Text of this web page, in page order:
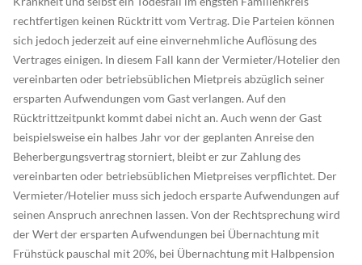
rechtfertigen keinen Rücktritt vom Vertrag. Die Parteien können
sich jedoch jederzeit auf eine einvernehmliche Auflösung des
Vertrages einigen. In diesem Fall kann der Vermieter/Hotelier den
vereinbarten oder betriebsüblichen Mietpreis abzüglich seiner
ersparten Aufwendungen vom Gast verlangen. Auf den
Rücktrittzeitpunkt kommt dabei nicht an. Auch wenn der Gast
beispielsweise ein halbes Jahr vor der geplanten Anreise den
Beherbergungsvertrag storniert, bleibt er zur Zahlung des
vereinbarten oder betriebsüblichen Mietpreises verpflichtet. Der
Vermieter/Hotelier muss sich jedoch ersparte Aufwendungen auf
seinen Anspruch anrechnen lassen. Von der Rechtsprechung wird
der Wert der ersparten Aufwendungen bei Übernachtung mit
Frühstück pauschal mit 20%, bei Übernachtung mit Halbpension